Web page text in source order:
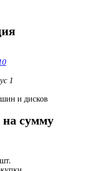
1
и дисков
на сумму
шт.